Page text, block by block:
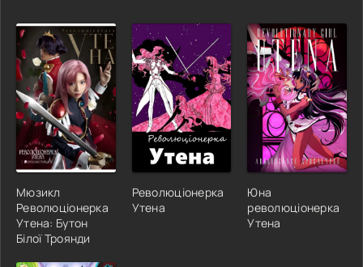
Мюзикл
Революціонерка
Утена: Бутон
Білої Троянди
Революціонерка
Утена
Юна
революціонерка
Утена